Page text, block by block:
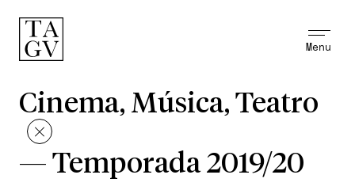
Menu
Cinema, Música, Teatro
— Temporada 2019/20